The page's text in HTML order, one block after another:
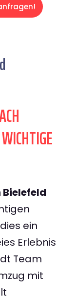
Bielefeld
ein
Erlebnis
Team
mit